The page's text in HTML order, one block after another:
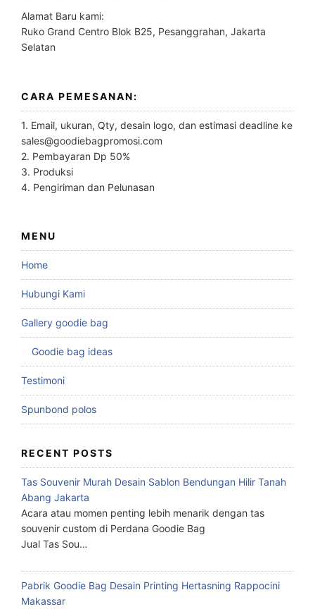
Alamat Baru kami:
Ruko Grand Centro Blok B25, Pesanggrahan, Jakarta
Selatan
CARA PEMESANAN:
1. Email, ukuran, Qty, desain logo, dan estimasi deadline ke
sales@goodiebagpromosi.com
2. Pembayaran Dp 50%
3. Produksi
4. Pengiriman dan Pelunasan
MENU
Home
Hubungi Kami
Gallery goodie bag
Goodie bag ideas
Testimoni
Spunbond polos
RECENT POSTS
Tas Souvenir Murah Desain Sablon Bendungan Hilir Tanah
Abang Jakarta
Acara atau momen penting lebih menarik dengan tas
souvenir custom di Perdana Goodie Bag
Jual Tas Sou…
Pabrik Goodie Bag Desain Printing Hertasning Rappocini
Makassar